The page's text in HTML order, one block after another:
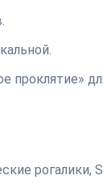
проклятие»
рогалики,